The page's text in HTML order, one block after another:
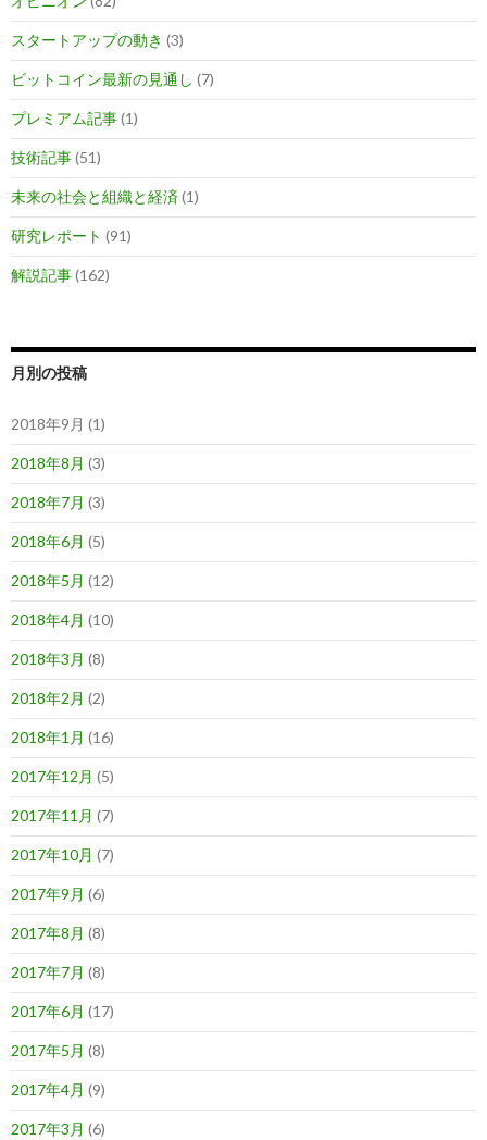
スタートアップの動き (3)
ビットコイン最新の見通し (7)
プレミアム記事(1)
技術記事(51)
未来の社会と組織と経済(1)
研究レポート (91)
解説記事(162)
月別の投稿
2018年9月 (1)
2018年8月 (3)
2018年7月 (3)
2018年6月 (5)
2018年5月 (12)
2018年4月 (10)
2018年3月 (8)
2018年2月 (2)
2018年1月 (16)
2017年12月 (5)
2017年11月 (7)
2017年10月 (7)
2017年9月 (6)
2017年8月 (8)
2017年7月 (8)
2017年6月 (17)
2017年5月 (8)
2017年4月 (9)
2017年3月 (6)